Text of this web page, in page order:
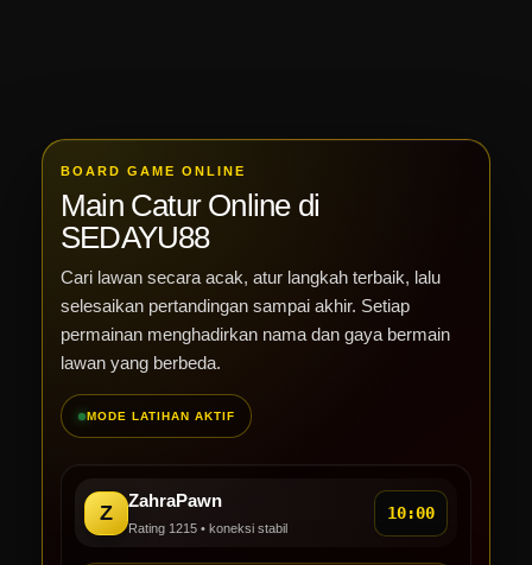
nyaman buat duduk lama di
rumah.
BOARD GAME ONLINE
Main Catur Online di
SEDAYU88
Cari lawan secara acak, atur langkah terbaik, lalu
selesaikan pertandingan sampai akhir. Setiap
permainan menghadirkan nama dan gaya bermain
lawan yang berbeda.
MODE LATIHAN AKTIF
Z ZahraPawn
Rating 1215 • koneksi stabil
10:00